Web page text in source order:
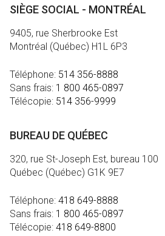
SIÈGE SOCIAL - MONTRÉAL
9405, rue Sherbrooke Est
Montréal (Québec) H1L 6P3
Téléphone: 514 356-8888
Sans frais: 1 800 465-0897
Télécopie: 514 356-9999
BUREAU DE QUÉBEC
320, rue St-Joseph Est, bureau 100
Québec (Québec) G1K 9E7
Téléphone: 418 649-8888
Sans frais: 1 800 465-0897
Télécopie: 418 649-8800